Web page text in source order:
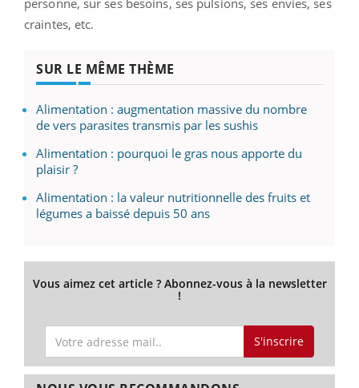
craintes, etc.
SUR LE MÊME THÈME
Alimentation : augmentation massive du nombre
de vers parasites transmis par les sushis
Alimentation : pourquoi le gras nous apporte du
plaisir ?
Alimentation : la valeur nutritionnelle des fruits et
légumes a baissé depuis 50 ans
Vous aimez cet article ? Abonnez-vous à la newsletter
!
S'inscrire